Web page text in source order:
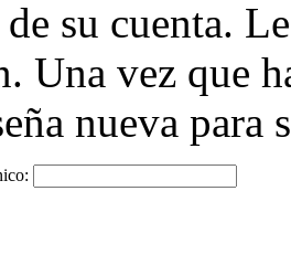
su cuenta.
Una vez que
nueva para